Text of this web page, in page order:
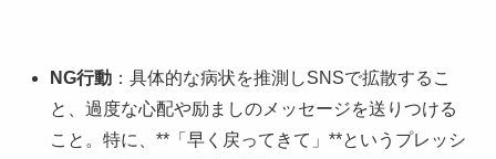
NG行動 ：具体的な病状を推測しSNSで拡散するこ
と、過度な心配や励ましのメッセージを送りつける
こと。特に、**「早く戻ってきて」**というプレッシ